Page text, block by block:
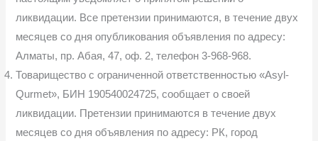
ликвидации. Все претензии принимаются, в течение двух
месяцев со дня опубликования объявления по адресу:
Алматы, пр. Абая, 47, оф. 2, телефон 3-968-968.
Товарищество с ограниченной ответственностью «Asyl-
Qurmet», БИН 190540024725, сообщает о своей
ликвидации. Претензии принимаются в течение двух
месяцев со дня объявления по адресу: РК, город